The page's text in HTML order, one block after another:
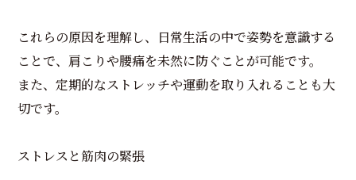
これらの原因を理解し、日常生活の中で姿勢を意識する
ことで、肩こりや腰痛を未然に防ぐことが可能です。
また、定期的なストレッチや運動を取り入れることも大
切です。
ストレスと筋肉の緊張